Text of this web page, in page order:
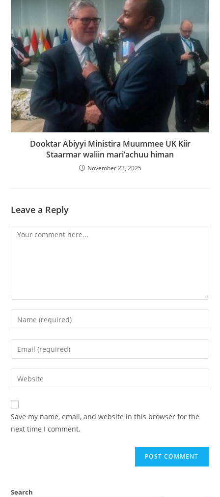
Dooktar Abiyyi Ministira Muummee UK Kiir
Staarmar waliin mari’achuu himan
November 23, 2025
Leave a Reply
Save my name, email, and website in this browser for the
next time I comment.
Search